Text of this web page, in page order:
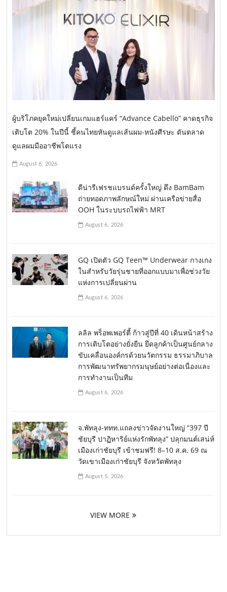
ผู้บริโภคยุคใหม่เปลี่ยนเกมแฮร์แคร์ “Advance Cabello” คาดธุรกิจ
เติบโต 20% ในปีนี้ ชี้คนไทยหันดูแลเส้นผม-หนังศีรษะ ดันตลาด
ดูแลผมมืออาชีพโตแรง
August 6, 2026
ดีน่ารีเฟรชแบรนด์ครั้งใหญ่ ดึง BamBam
ถ่ายทอดภาพลักษณ์ใหม่ ผ่านเครือข่ายสื่อ
OOH ในระบบรถไฟฟ้า MRT
August 6, 2026
GQ เปิดตัว GQ Teen™ Underwear กางเกง
ในสำหรับวัยรุ่นชายที่ออกแบบมาเพื่อช่วงวัย
แห่งการเปลี่ยนผ่าน
August 6, 2026
ลลิล พร็อพเพอร์ตี้ ก้าวสู่ปีที่ 40 เดินหน้าสร้าง
การเติบโตอย่างยั่งยืน ยึดลูกค้าเป็นศูนย์กลาง
ขับเคลื่อนองค์กรด้วยนวัตกรรม ธรรมาภิบาล
การพัฒนาทรัพยากรมนุษย์อย่างต่อเนื่องและ
การทำงานเป็นทีม
August 6, 2026
จ.พัทลุง-ททท.แถลงข่าวจัดงานใหญ่ “397 ปี
ชัยบุรี ปาฏิหาริย์แห่งรักพัทลุง” ปลุกมนต์เสน่ห์
เมืองเก่าชัยบุรี เข้าชมฟรี! 8–10 ส.ค. 69 ณ
วัดเขาเมืองเก่าชัยบุรี จังหวัดพัทลุง
August 5, 2026
VIEW MORE